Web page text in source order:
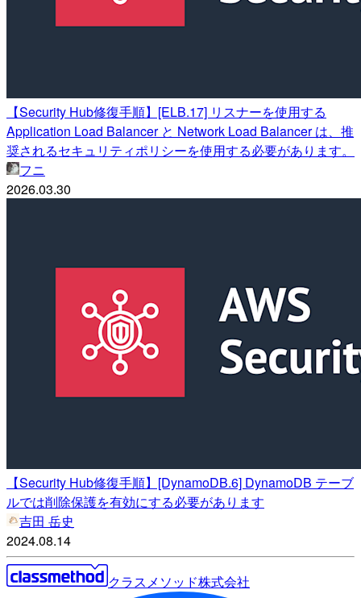
【Security Hub修復手順】[ELB.17] リスナーを使用する
Application Load Balancer と Network Load Balancer は、推
奨されるセキュリティポリシーを使用する必要があります。
フニ
2026.03.30
【Security Hub修復手順】[DynamoDB.6] DynamoDB テーブ
ルでは削除保護を有効にする必要があります
吉田 岳史
2024.08.14
クラスメソッド株式会社